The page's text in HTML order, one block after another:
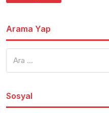
Arama Yap
Sosyal